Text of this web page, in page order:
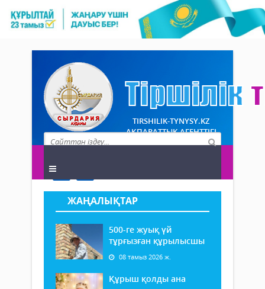
TIRSHILIK-TYNYSY.KZ
АҚПАРАТТЫҚ АГЕНТТІГІ
ЖАҢАЛЫҚТАР
500-ге жуық үй
тұрғызған құрылысшы
08 тамыз 2026 ж.
Құрыш қолды ана